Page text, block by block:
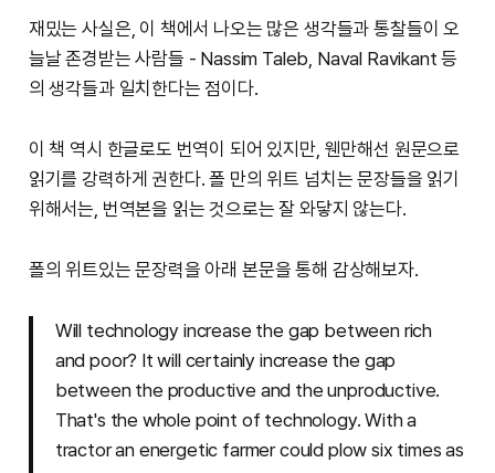
재밌는 사실은, 이 책에서 나오는 많은 생각들과 통찰들이 오
늘날 존경받는 사람들 - Nassim Taleb, Naval Ravikant 등
의 생각들과 일치한다는 점이다.
이 책 역시 한글로도 번역이 되어 있지만, 웬만해선 원문으로
읽기를 강력하게 권한다. 폴 만의 위트 넘치는 문장들을 읽기
위해서는, 번역본을 읽는 것으로는 잘 와닿지 않는다.
폴의 위트있는 문장력을 아래 본문을 통해 감상해보자.
Will technology increase the gap between rich
and poor? It will certainly increase the gap
between the productive and the unproductive.
That's the whole point of technology. With a
tractor an energetic farmer could plow six times as